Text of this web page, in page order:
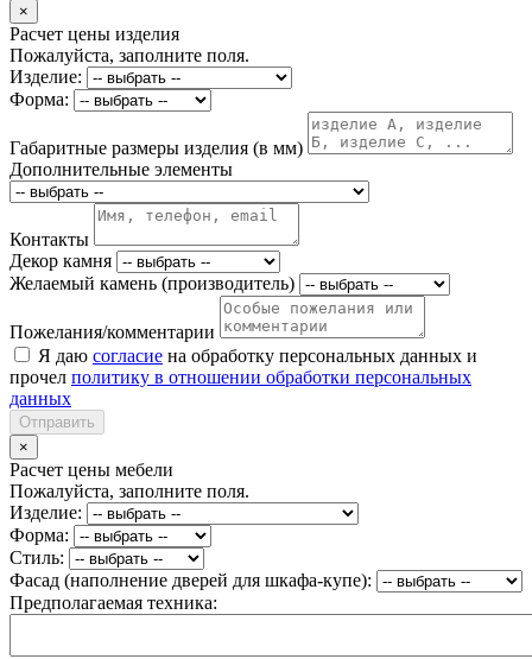
×
Расчет цены изделия
Пожалуйста, заполните поля.
Изделие:
Форма:
Габаритные размеры изделия (в мм)
Дополнительные элементы
Контакты
Декор камня
Желаемый камень (производитель)
Пожелания/комментарии
Я даю согласие на обработку персональных данных и
прочел политику в отношении обработки персональных
данных
Отправить
×
Расчет цены мебели
Пожалуйста, заполните поля.
Изделие:
Форма:
Стиль:
Фасад (наполнение дверей для шкафа-купе):
Предполагаемая техника: